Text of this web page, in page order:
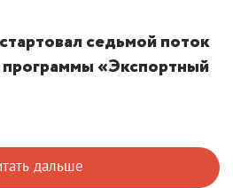
седьмой поток
«Экспортный
дальше